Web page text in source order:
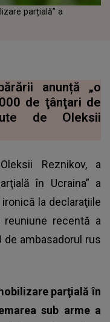
parțială” a
anunță „o
de ţânţari de
de Oleksii
Reznikov, a
în Ucraina” a
la declaraţiile
reuniune recentă a
de ambasadorul rus
parţială în
sub arme a